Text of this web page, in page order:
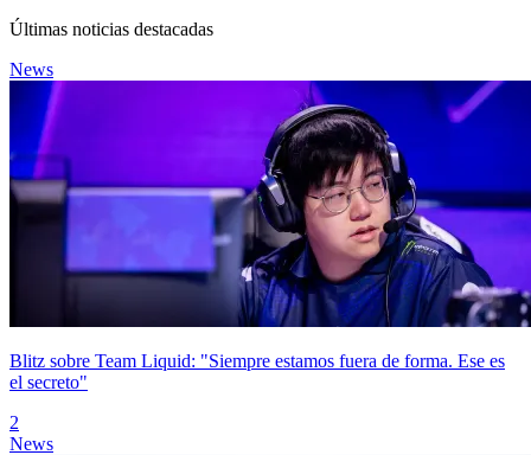
Últimas noticias destacadas
News
Blitz sobre Team Liquid: "Siempre estamos fuera de forma. Ese es
el secreto"
2
News